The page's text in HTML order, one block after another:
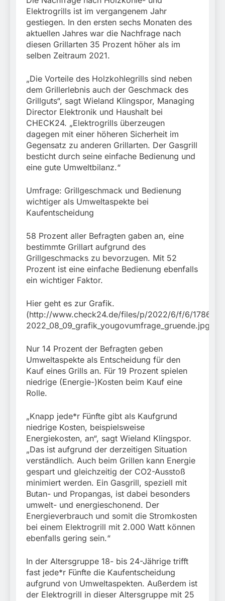
Elektrogrills ist im vergangenem Jahr
gestiegen. In den ersten sechs Monaten des
aktuellen Jahres war die Nachfrage nach
diesen Grillarten 35 Prozent höher als im
selben Zeitraum 2021.
„Die Vorteile des Holzkohlegrills sind neben
dem Grillerlebnis auch der Geschmack des
Grillguts“, sagt Wieland Klingspor, Managing
Director Elektronik und Haushalt bei
CHECK24. „Elektrogrills überzeugen
dagegen mit einer höheren Sicherheit im
Gegensatz zu anderen Grillarten. Der Gasgrill
besticht durch seine einfache Bedienung und
eine gute Umweltbilanz.“
Umfrage: Grillgeschmack und Bedienung
wichtiger als Umweltaspekte bei
Kaufentscheidung
58 Prozent aller Befragten gaben an, eine
bestimmte Grillart aufgrund des
Grillgeschmacks zu bevorzugen. Mit 52
Prozent ist eine einfache Bedienung ebenfalls
ein wichtiger Faktor.
Hier geht es zur Grafik.
(http://www.check24.de/files/p/2022/6/f/6/17861-
2022_08_09_grafik_yougovumfrage_gruende.jpg)
Nur 14 Prozent der Befragten geben
Umweltaspekte als Entscheidung für den
Kauf eines Grills an. Für 19 Prozent spielen
niedrige (Energie-)Kosten beim Kauf eine
Rolle.
„Knapp jede*r Fünfte gibt als Kaufgrund
niedrige Kosten, beispielsweise
Energiekosten, an“, sagt Wieland Klingspor.
„Das ist aufgrund der derzeitigen Situation
verständlich. Auch beim Grillen kann Energie
gespart und gleichzeitig der CO2-Ausstoß
minimiert werden. Ein Gasgrill, speziell mit
Butan- und Propangas, ist dabei besonders
umwelt- und energieschonend. Der
Energieverbrauch und somit die Stromkosten
bei einem Elektrogrill mit 2.000 Watt können
ebenfalls gering sein.“
In der Altersgruppe 18- bis 24-Jährige trifft
fast jede*r Fünfte die Kaufentscheidung
aufgrund von Umweltaspekten. Außerdem ist
der Elektrogrill in dieser Altersgruppe mit 25